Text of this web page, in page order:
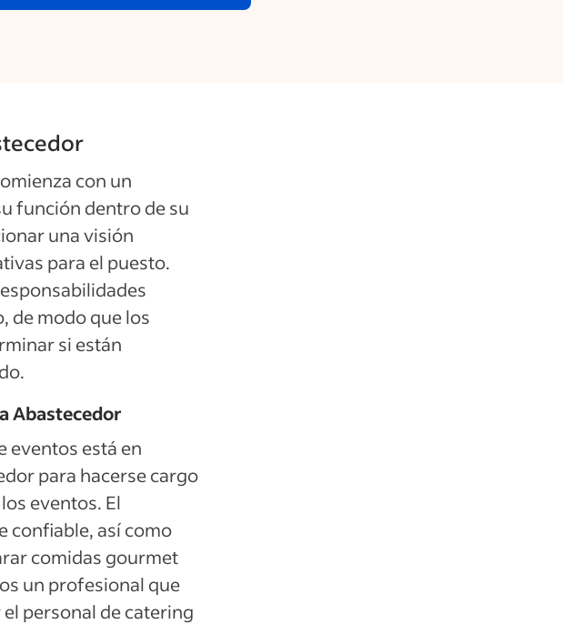
con un
función dentro de su
una visión
para el puesto.
de modo que los
si están
Abastecedor
eventos está en
para hacerse cargo
eventos. El
confiable, así como
comidas gourmet
un profesional que
personal de catering